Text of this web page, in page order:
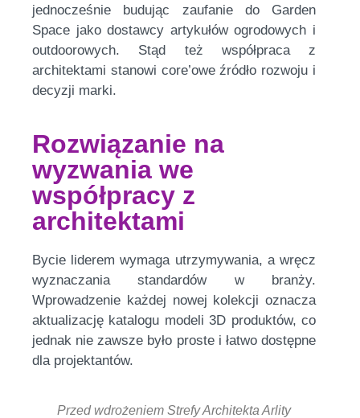
jednocześnie budując zaufanie do Garden
Space jako dostawcy artykułów ogrodowych i
outdoorowych. Stąd też współpraca z
architektami stanowi core’owe źródło rozwoju i
decyzji marki.
Rozwiązanie na
wyzwania we
współpracy z
architektami
Bycie liderem wymaga utrzymywania, a wręcz
wyznaczania standardów w branży.
Wprowadzenie każdej nowej kolekcji oznacza
aktualizację katalogu modeli 3D produktów, co
jednak nie zawsze było proste i łatwo dostępne
dla projektantów.
Przed wdrożeniem Strefy Architekta Arlity